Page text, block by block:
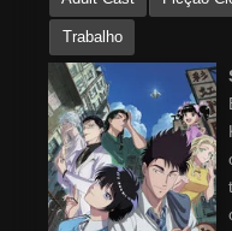
Trabalho